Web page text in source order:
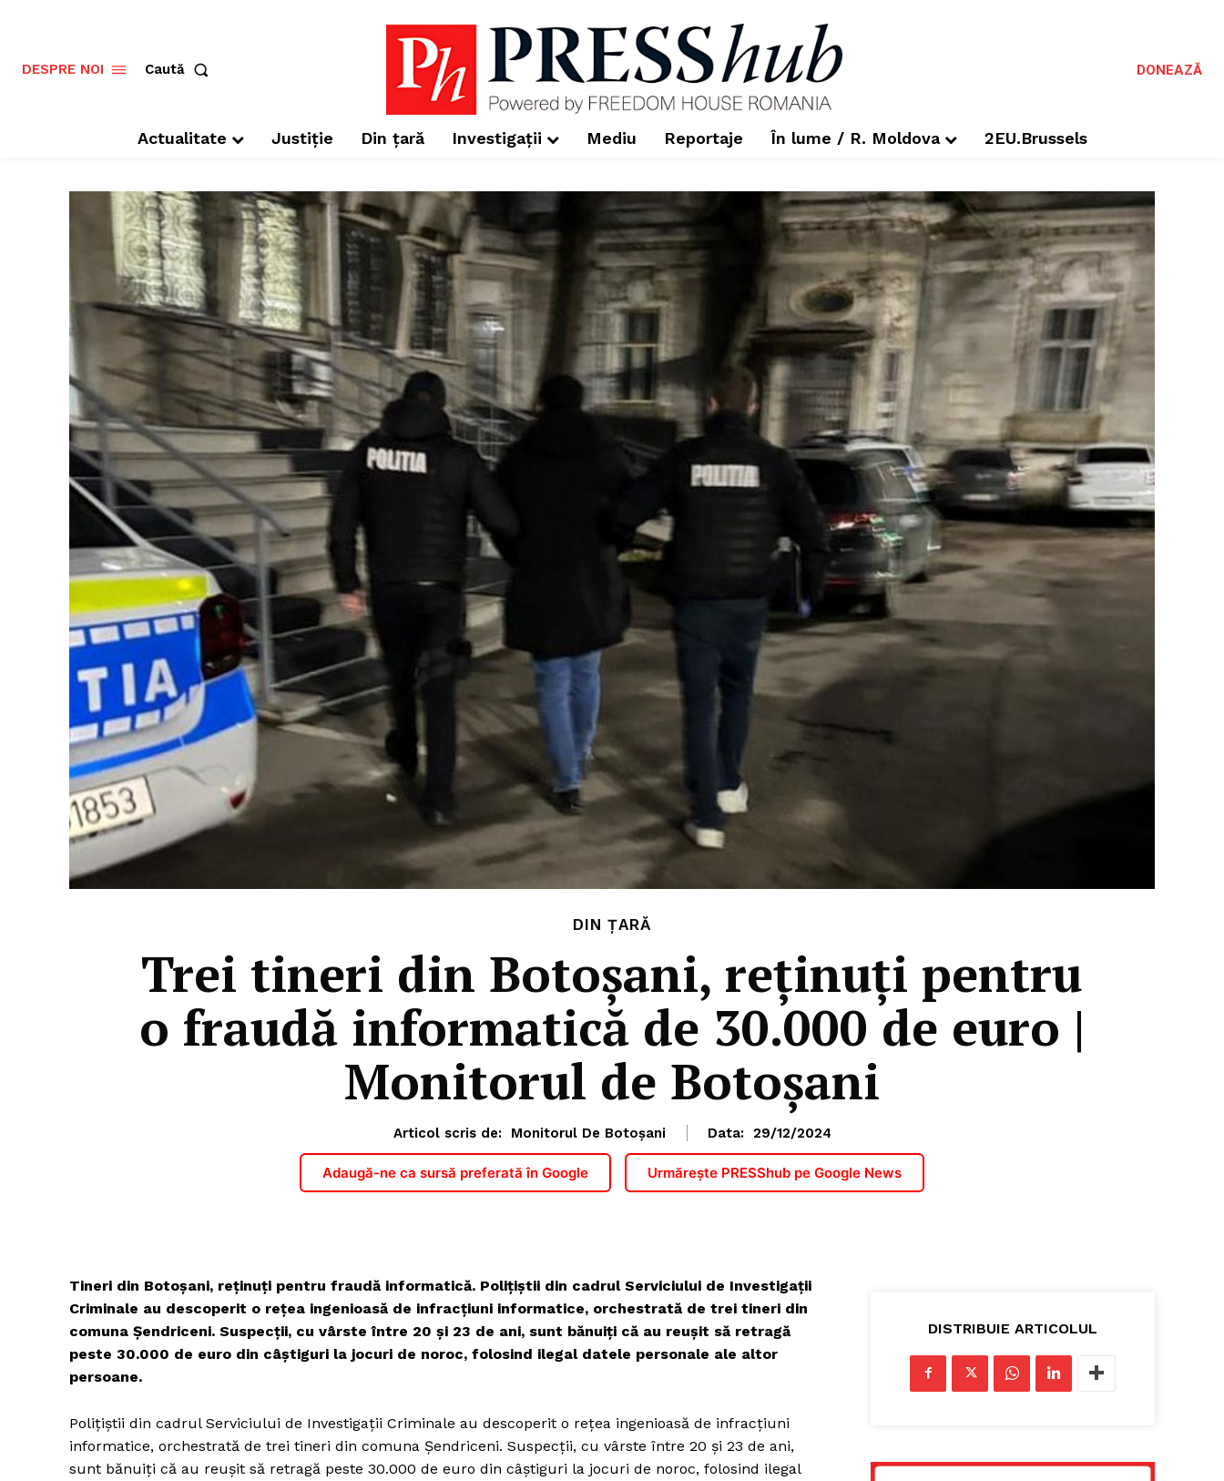
DESPRE NOI Caută DONEAZĂ
Actualitate Justiție Din țară Investigații Mediu Reportaje În lume / R. Moldova 2EU.Brussels
DIN ȚARĂ
Trei tineri din Botoșani, reținuți pentru
o fraudă informatică de 30.000 de euro |
Monitorul de Botoșani
Articol scris de: Monitorul De Botoșani Data: 29/12/2024
Adaugă-ne ca sursă preferată în Google Urmărește PRESShub pe Google News
Tineri din Botoșani, reținuți pentru fraudă informatică. Polițiștii din cadrul Serviciului de Investigații
Criminale au descoperit o rețea ingenioasă de infracțiuni informatice, orchestrată de trei tineri din
comuna Șendriceni. Suspecții, cu vârste între 20 și 23 de ani, sunt bănuiți că au reușit să retragă
peste 30.000 de euro din câștiguri la jocuri de noroc, folosind ilegal datele personale ale altor
persoane.
Polițiștii din cadrul Serviciului de Investigații Criminale au descoperit o rețea ingenioasă de infracțiuni
informatice, orchestrată de trei tineri din comuna Șendriceni. Suspecții, cu vârste între 20 și 23 de ani,
sunt bănuiți că au reușit să retragă peste 30.000 de euro din câștiguri la jocuri de noroc, folosind ilegal
DISTRIBUIE ARTICOLUL